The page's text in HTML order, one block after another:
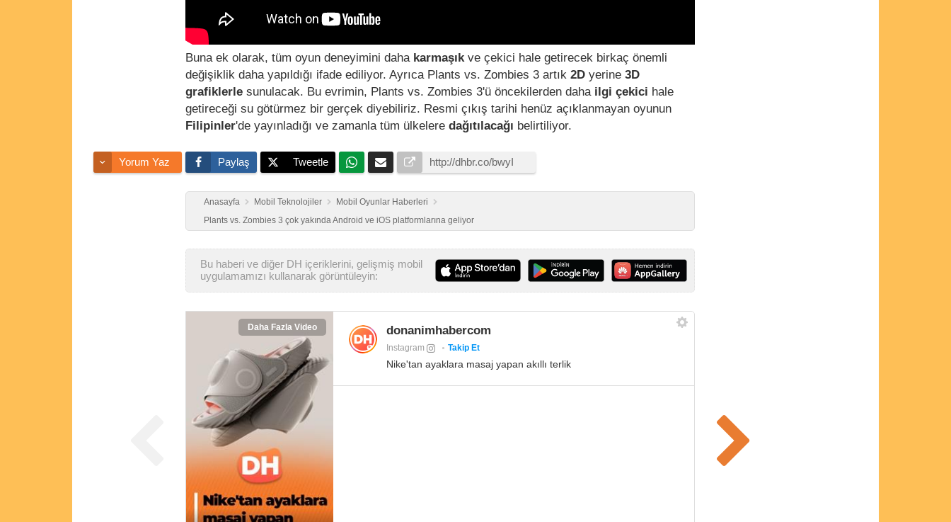
Buna ek olarak, tüm oyun deneyimini daha karmaşık ve çekici hale getirecek birkaç önemli
değişiklik daha yapıldığı ifade ediliyor. Ayrıca Plants vs. Zombies 3 artık 2D yerine 3D
grafiklerle sunulacak. Bu evrimin, Plants vs. Zombies 3'ü öncekilerden dahailgi çekici hale
getireceği su götürmez bir gerçek diyebiliriz. Resmi çıkış tarihi henüz açıklanmayan oyunun
Filipinler'de yayınladığı ve zamanla tüm ülkelere dağıtılacağı belirtiliyor.
Yorum Yaz Paylaş Tweetle
Anasayfa Mobil Teknolojiler
Mobil Oyunlar Haberleri
Plants vs. Zombies 3 çok yakında Android ve iOS platformlarına geliyor
Bu haberi ve diğer DH içeriklerini, gelişmiş mobil
uygulamamızı kullanarak görüntüleyin:
Daha Fazla Video donanimhabercom
Instagram Takip Et
Nike'tan ayaklara masaj yapan akıllı terlik